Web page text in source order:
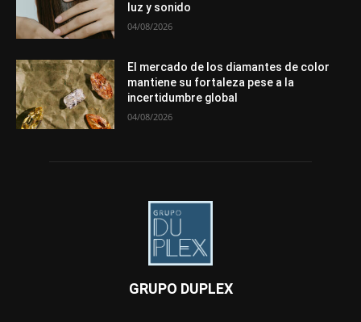
luz y sonido
04/08/2026
El mercado de los diamantes de color
mantiene su fortaleza pese a la
incertidumbre global
04/08/2026
GRUPO DUPLEX